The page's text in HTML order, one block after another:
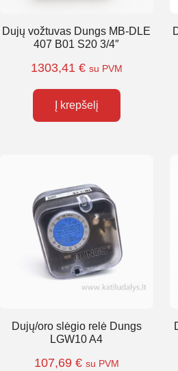
Dujų vožtuvas Dungs MB-DLE
407 B01 S20 3/4″
1303,41 € su PVM
Į krepšelį
Dujų/oro slėgio relė Dungs
LGW10 A4
107,69 € su PVM